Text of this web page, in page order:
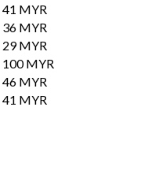
41 MYR
36 MYR
29 MYR
100 MYR
46 MYR
41 MYR